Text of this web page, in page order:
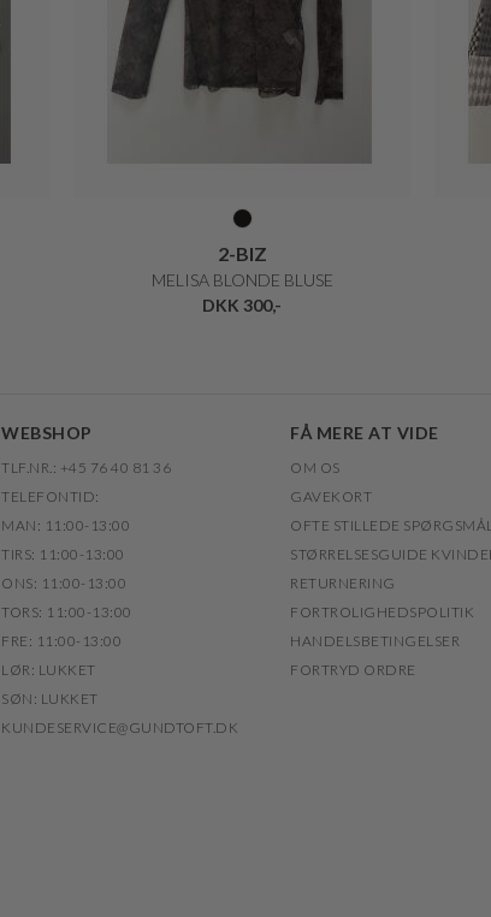
2-BIZ
MELISA BLONDE BLUSE
DKK 300,-
WEBSHOP
TLF.NR.: +45 76 40 81 36
TELEFONTID:
MAN: 11:00-13:00
TIRS: 11:00-13:00
ONS: 11:00-13:00
TORS: 11:00-13:00
FRE: 11:00-13:00
LØR: LUKKET
SØN: LUKKET
KUNDESERVICE@GUNDTOFT.DK
FÅ MERE AT VIDE
OM OS
GAVEKORT
OFTE STILLEDE
STØRRELSESGUIDE
RETURNERING
FORTROLIGHEDSPOLITIK
HANDELSBETINGELSER
FORTRYD ORDRE